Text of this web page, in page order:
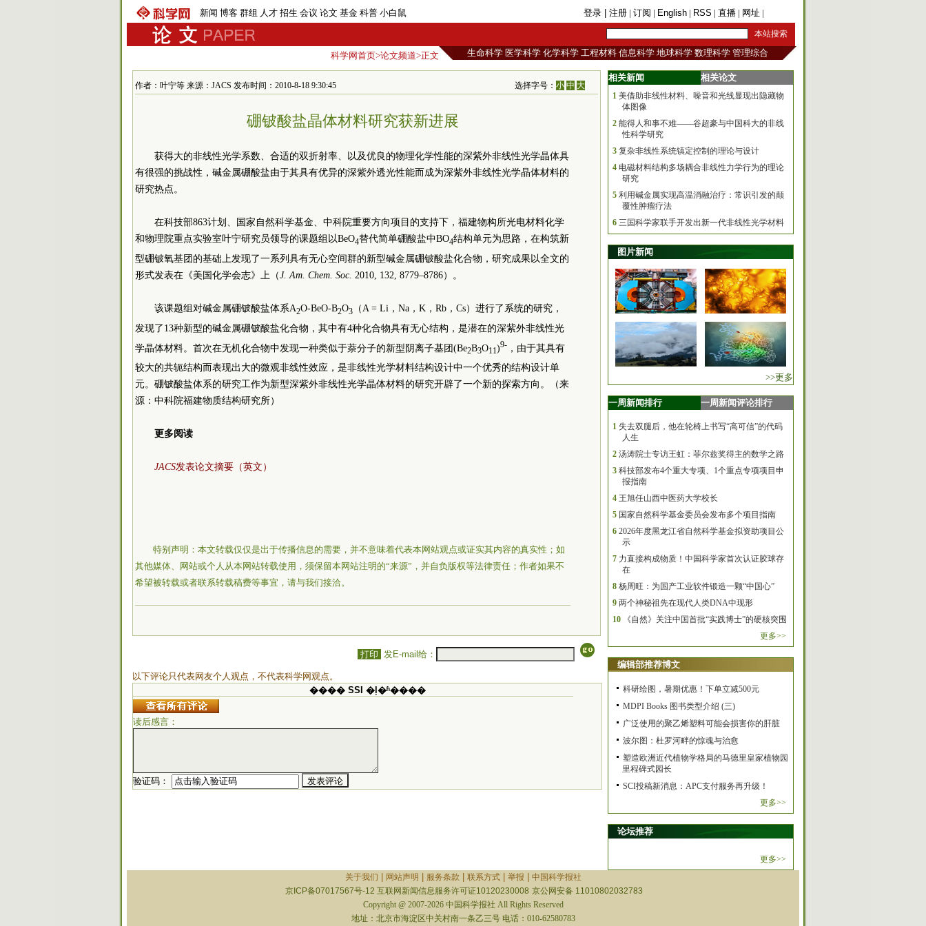
新闻 博客 群组 人才 招生 会议 论文 基金 科普 小白鼠 登录 | 注册 | 订阅 | English | RSS | 直播 | 网址 |
科学网首页>论文频道>正文 生命科学 医学科学 化学科学 工程材料 信息科学 地球科学 数理科学 管理综合
作者：叶宁等 来源：JACS 发布时间：2010-8-18 9:30:45 选择字号：小 中 大
硼铍酸盐晶体材料研究获新进展
获得大的非线性光学系数、合适的双折射率、以及优良的物理化学性能的深紫外非线性光学晶体具
有很强的挑战性，碱金属硼酸盐由于其具有优异的深紫外透光性能而成为深紫外非线性光学晶体材料的
研究热点。
在科技部863计划、国家自然科学基金、中科院重要方向项目的支持下，福建物构所光电材料化学
和物理院重点实验室叶宁研究员领导的课题组以BeO4替代简单硼酸盐中BO4结构单元为思路，在构筑新
型硼铍氧基团的基础上发现了一系列具有无心空间群的新型碱金属硼铍酸盐化合物，研究成果以全文的
形式发表在《美国化学会志》上（J. Am. Chem. Soc. 2010, 132, 8779–8786）。
该课题组对碱金属硼铍酸盐体系A2O-BeO-B2O3 （A = Li，Na，K，Rb，Cs）进行了系统的研究，
发现了13种新型的碱金属硼铍酸盐化合物，其中有4种化合物具有无心结构，是潜在的深紫外非线性光
学晶体材料。首次在无机化合物中发现一种类似于萘分子的新型阴离子基团(Be2B3O11)9- ，由于其具有
较大的共轭结构而表现出大的微观非线性效应，是非线性光学材料结构设计中一个优秀的结构设计单
元。硼铍酸盐体系的研究工作为新型深紫外非线性光学晶体材料的研究开辟了一个新的探索方向。（来
源：中科院福建物质结构研究所）
更多阅读
JACS发表论文摘要（英文）
特别声明：本文转载仅仅是出于传播信息的需要，并不意味着代表本网站观点或证实其内容的真实性；如
其他媒体、网站或个人从本网站转载使用，须保留本网站注明的“来源”，并自负版权等法律责任；作者如果不
希望被转载或者联系转载稿费等事宜，请与我们接洽。
打印 发E-mail给：
以下评论只代表网友个人观点，不代表科学网观点。
���� SSI �ļ�ʱ����
读后感言：
验证码：
相关新闻 相关论文
1 美借助非线性材料、噪音和光线显现出隐藏物
体图像
2 能得人和事不难——谷超豪与中国科大的非线
性科学研究
3 复杂非线性系统镇定控制的理论与设计
4 电磁材料结构多场耦合非线性力学行为的理论
研究
5 利用碱金属实现高温消融治疗：常识引发的颠
覆性肿瘤疗法
6 三国科学家联手开发出新一代非线性光学材料
图片新闻
>>更多
一周新闻排行 一周新闻评论排行
1 失去双腿后，他在轮椅上书写“高可信”的代码
人生
2 汤涛院士专访王虹：菲尔兹奖得主的数学之路
3 科技部发布4个重大专项、1个重点专项项目申
报指南
4 王旭任山西中医药大学校长
5 国家自然科学基金委员会发布多个项目指南
6 2026年度黑龙江省自然科学基金拟资助项目公
示
7 力直接构成物质！中国科学家首次认证胶球存
在
8 杨周旺：为国产工业软件锻造一颗“中国心”
9 两个神秘祖先在现代人类DNA中现形
10
《自然》关注中国首批“实践博士”的硬核突围
更多>>
编辑部推荐博文
科研绘图，暑期优惠！下单立减500元
MDPI Books 图书类型介绍 (三)
广泛使用的聚乙烯塑料可能会损害你的肝脏
波尔图：杜罗河畔的惊魂与治愈
塑造欧洲近代植物学格局的马德里皇家植物园
里程碑式园长
SCI投稿新消息：APC支付服务再升级！
更多>>
论坛推荐
更多>>
关于我们
网站声明 服务条款 联系方式| 举报
中国科学报社
京ICP备07017567号-12 互联网新闻信息服务许可证10120230008 京公网安备 11010802032783
Copyright @ 2007-2026 中国科学报社 All Rights Reserved
地址：北京市海淀区中关村南一条乙三号 电话：010-62580783